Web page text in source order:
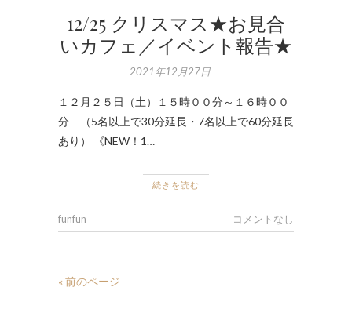
12/25 クリスマス★お見合
いカフェ／イベント報告★
2021年12月27日
１２月２５日（土）１５時００分～１６時００
分 （5名以上で30分延長・7名以上で60分延長
あり） 《NEW！1…
続きを読む
funfun コメントなし
« 前のページ